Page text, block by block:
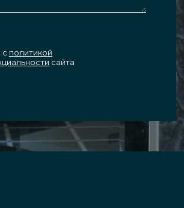
с политикой
сайта